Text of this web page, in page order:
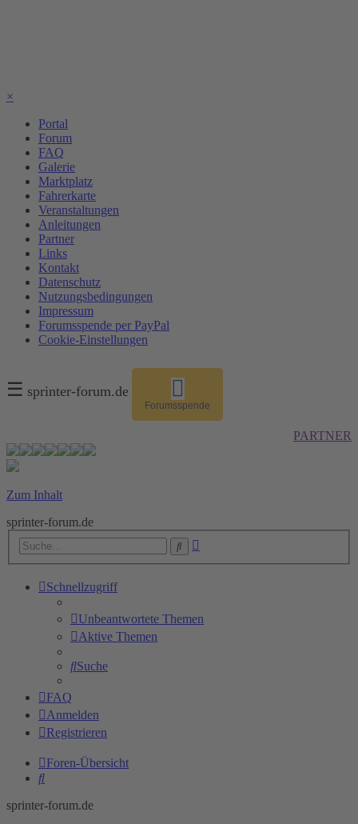
×
Portal
Forum
FAQ
Galerie
Marktplatz
Fahrerkarte
Veranstaltungen
Anleitungen
Partner
Links
Kontakt
Datenschutz
Nutzungsbedingungen
Impressum
Forumsspende per PayPal
Cookie-Einstellungen
☰ sprinter-forum.de
Forumsspende
PARTNER
Zum Inhalt
sprinter-forum.de
Suche
Schnellzugriff
Unbeantwortete Themen
Aktive Themen
Suche
FAQ
Anmelden
Registrieren
Foren-Übersicht
Suche
sprinter-forum.de